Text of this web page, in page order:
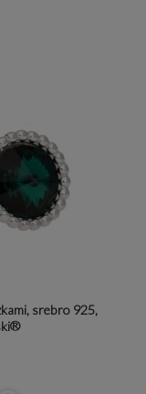
srebro 925,